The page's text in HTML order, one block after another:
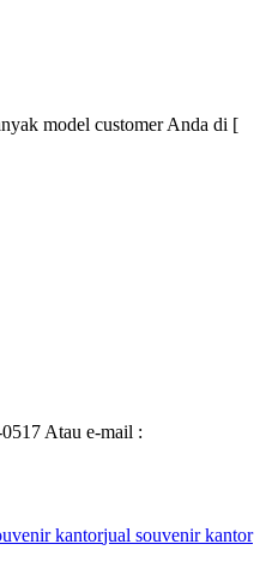
model customer Anda di [
Atau e-mail :
kantorjual souvenir kantor